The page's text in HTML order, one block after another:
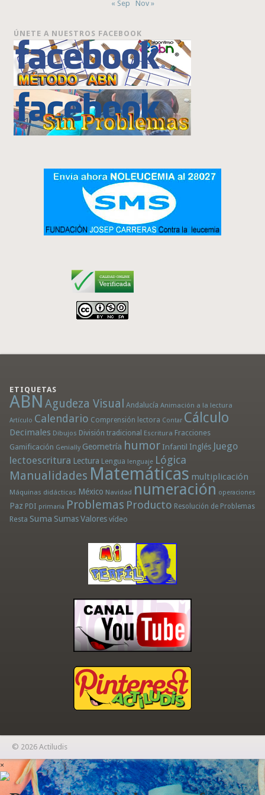
« Sep Nov »
ÚNETE A NUESTROS FACEBOOK
ETIQUETAS
ABN Agudeza Visual Andalucía Animación a la lectura
Artículo Calendario Comprensión lectora Contar Cálculo
Decimales Dibujos División tradicional Escritura Fracciones
Gamificación Genially Geometría humor Infantil Inglés Juego
lectoescritura Lectura Lengua lenguaje Lógica
Manualidades Matemáticas multiplicación
Máquinas didácticas México Navidad numeración operaciones
Paz PDI primaria Problemas Producto Resolución de Problemas
Resta Suma Sumas Valores vídeo
© 2026 Actiludis
×